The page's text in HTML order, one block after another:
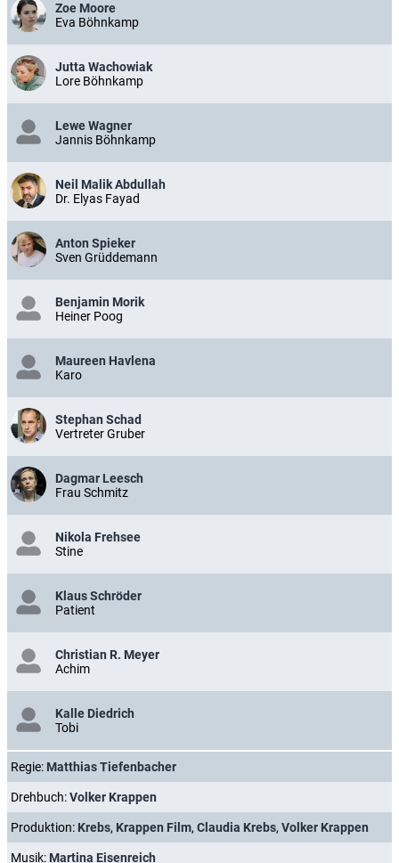
Zoe Moore
Eva Böhnkamp
Jutta Wachowiak
Lore Böhnkamp
Lewe Wagner
Jannis Böhnkamp
Neil Malik Abdullah
Dr. Elyas Fayad
Anton Spieker
Sven Grüddemann
Benjamin Morik
Heiner Poog
Maureen Havlena
Karo
Stephan Schad
Vertreter Gruber
Dagmar Leesch
Frau Schmitz
Nikola Frehsee
Stine
Klaus Schröder
Patient
Christian R. Meyer
Achim
Kalle Diedrich
Tobi
Regie: Matthias Tiefenbacher
Drehbuch:Volker Krappen
Produktion: Krebs, Krappen Film, Claudia Krebs, Volker Krappen
Musik: Martina Eisenreich